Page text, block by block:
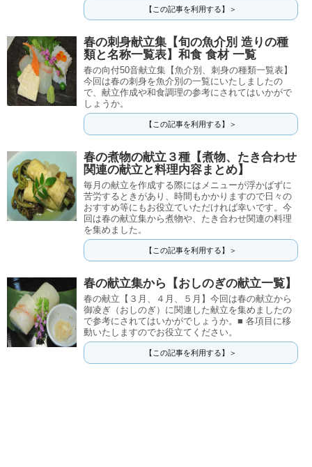
【この記事を利用する】＞
春の刺身献立集【旬の魚介別 造りの種
類と名称一覧表】和食 食材 一覧
春の向付50音献立集【魚介別、刺身の種類一覧表】
今回は春の刺身を魚介別の一覧にいたしましたの
で、献立作成や和食調理の参考にされてはいかがで
しょうか。
【この記事を利用する】＞
春の煮物の献立３種【煮物、たき合わせ
関連の献立と料理内容まとめ】
毎月の献立を作成する際にはメニューが浮かばずに
苦労するときがあり、時間もかかりますので日々の
おすすめ等にもお役立ていただければ幸いです。今
回は春の献立集から煮物や、たき合わせ関連の料理
を集めました。
【この記事を利用する】＞
春の献立集から【おしのぎの献立一覧】
春の献立【３月、４月、５月】今回は春の献立から
御凌ぎ（おしのぎ）に関連した献立を集めましたの
で参考にされてはいかがでしょうか。■ 各項目に移
動いたしますのでお役立てください。
【この記事を利用する】＞